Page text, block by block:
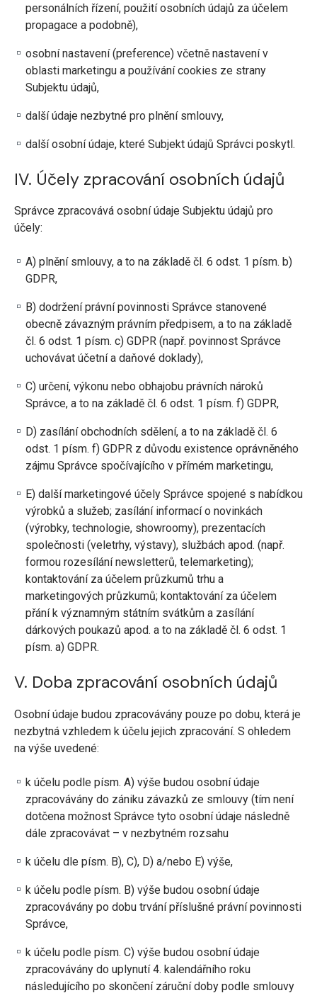
personálních řízení, použití osobních údajů za účelem
propagace a podobně),
osobní nastavení (preference) včetně nastavení v
oblasti marketingu a používání cookies ze strany
Subjektu údajů,
další údaje nezbytné pro plnění smlouvy,
další osobní údaje, které Subjekt údajů Správci poskytl.
IV. Účely zpracování osobních údajů
Správce zpracovává osobní údaje Subjektu údajů pro
účely:
A) plnění smlouvy, a to na základě čl. 6 odst. 1 písm. b)
GDPR,
B) dodržení právní povinnosti Správce stanovené
obecně závazným právním předpisem, a to na základě
čl. 6 odst. 1 písm. c) GDPR (např. povinnost Správce
uchovávat účetní a daňové doklady),
C) určení, výkonu nebo obhajobu právních nároků
Správce, a to na základě čl. 6 odst. 1 písm. f) GDPR,
D) zasílání obchodních sdělení, a to na základě čl. 6
odst. 1 písm. f) GDPR z důvodu existence oprávněného
zájmu Správce spočívajícího v přímém marketingu,
E) další marketingové účely Správce spojené s nabídkou
výrobků a služeb; zasílání informací o novinkách
(výrobky, technologie, showroomy), prezentacích
společnosti (veletrhy, výstavy), službách apod. (např.
formou rozesílání newsletterů, telemarketing);
kontaktování za účelem průzkumů trhu a
marketingových průzkumů; kontaktování za účelem
přání k významným státním svátkům a zasílání
dárkových poukazů apod. a to na základě čl. 6 odst. 1
písm. a) GDPR.
V. Doba zpracování osobních údajů
Osobní údaje budou zpracovávány pouze po dobu, která je
nezbytná vzhledem k účelu jejich zpracování. S ohledem
na výše uvedené:
k účelu podle písm. A) výše budou osobní údaje
zpracovávány do zániku závazků ze smlouvy (tím není
dotčena možnost Správce tyto osobní údaje následně
dále zpracovávat – v nezbytném rozsahu
k účelu dle písm. B), C), D) a/nebo E) výše,
k účelu podle písm. B) výše budou osobní údaje
zpracovávány po dobu trvání příslušné právní povinnosti
Správce,
k účelu podle písm. C) výše budou osobní údaje
zpracovávány do uplynutí 4. kalendářního roku
následujícího po skončení záruční doby podle smlouvy